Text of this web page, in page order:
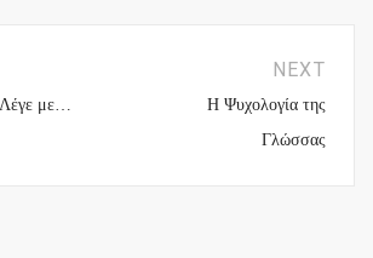
με…
NEXT
Η Ψυχολογία της
Γλώσσας